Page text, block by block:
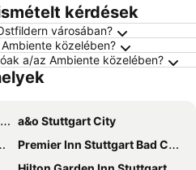
kérdések
városában?
közelében?
a/az Ambiente közelében?
a&o Stuttgart City
Premier Inn Stuttgart Bad Cannstatt